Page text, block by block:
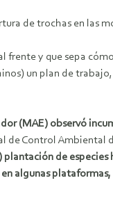
de trochas en las
frente y que sepa
un plan de
(MAE) observó
de Control Ambiental
plantación de especies
algunas